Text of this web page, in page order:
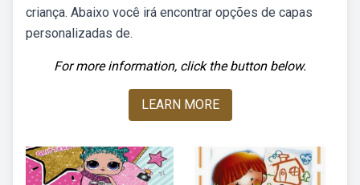
criança. Abaixo você irá encontrar opções de capas
personalizadas de.
For more information, click the button below.
LEARN MORE